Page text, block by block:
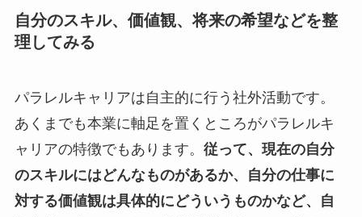
自分のスキル、価値観、将来の希望などを整
理してみる
パラレルキャリアは自主的に行う社外活動です。
あくまでも本業に軸足を置くところがパラレルキ
ャリアの特徴でもあります。 従って、現在の自分
のスキルにはどんなものがあるか、自分の仕事に
対する価値観は具体的にどういうものかなど、自